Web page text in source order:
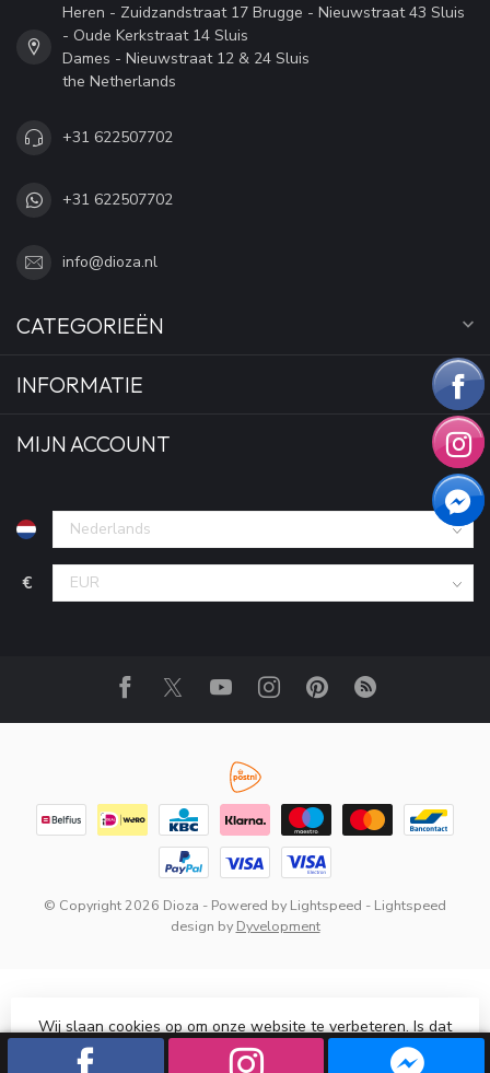
Heren - Zuidzandstraat 17 Brugge - Nieuwstraat 43 Sluis
- Oude Kerkstraat 14 Sluis
Dames - Nieuwstraat 12 & 24 Sluis
the Netherlands
+31 622507702
+31 622507702
info@dioza.nl
CATEGORIEËN
INFORMATIE
MIJN ACCOUNT
€
© Copyright 2026 Dioza - Powered by Lightspeed - Lightspeed
design by Dyvelopment
Wij slaan cookies op om onze website te verbeteren. Is dat
akkoord?
Nee Meer over cookies »